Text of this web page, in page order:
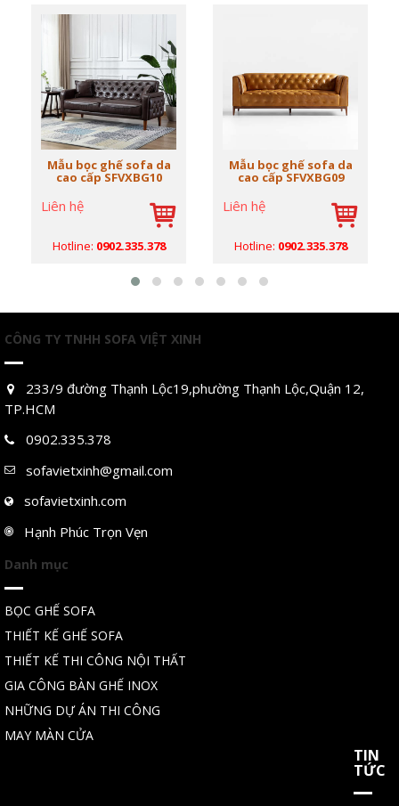
Mẫu bọc ghế sofa da
cao cấp SFVXBG10
Liên hệ
Hotline: 0902.335.378
Mẫu bọc ghế sofa da
cao cấp SFVXBG09
Liên hệ
Hotline: 0902.335.378
CÔNG TY TNHH SOFA VIỆT XINH
233/9 đường Thạnh Lộc19,phường Thạnh Lộc,Quận 12,
TP.HCM
0902.335.378
sofavietxinh@gmail.com
sofavietxinh.com
Hạnh Phúc Trọn Vẹn
Danh mục
BỌC GHẾ SOFA
THIẾT KẾ GHẾ SOFA
THIẾT KẾ THI CÔNG NỘI THẤT
GIA CÔNG BÀN GHẾ INOX
NHỮNG DỰ ÁN THI CÔNG
MAY MÀN CỬA
TIN
TỨC